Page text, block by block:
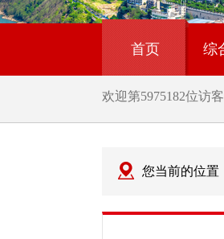
首页 综
欢迎第5975182位访客
您当前的位置